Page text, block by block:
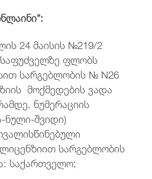
24 მაისის №219/2
ფლობს
სარგებლობის № N26
მოქმედების ვადა
ნუმერაციის
ნული-შვიდი)
სარგებლობის
საქართველო;